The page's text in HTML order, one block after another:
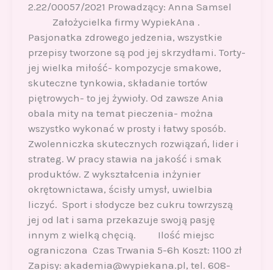
2.22/00057/2021 Prowadzący: Anna Samsel
Założycielka firmy WypiekAna .
Pasjonatka zdrowego jedzenia, wszystkie
przepisy tworzone są pod jej skrzydłami. Torty-
jej wielka miłość- kompozycje smakowe,
skuteczne tynkowia, składanie tortów
piętrowych- to jej żywioły. Od zawsze Ania
obala mity na temat pieczenia- można
wszystko wykonać w prosty i łatwy sposób.
Zwolenniczka skutecznych rozwiązań, lider i
strateg. W pracy stawia na jakość i smak
produktów. Z wykształcenia inżynier
okrętownictawa, ścisły umysł, uwielbia
liczyć. Sport i słodycze bez cukru towrzyszą
jej od lat i sama przekazuje swoją pasję
innym z wielką chęcią. Ilość miejsc
ograniczona Czas Trwania 5-6h Koszt: 1100 zł
Zapisy: akademia@wypiekana.pl, tel. 608-